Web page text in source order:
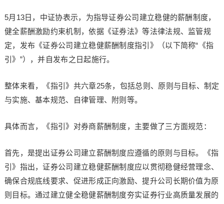
5月13日，中证协表示，为指导证券公司建立稳健的薪酬制度，
健全薪酬激励约束机制，依据《证券法》等法律法规、监管规
定，发布《证券公司建立稳健薪酬制度指引》（以下简称“《指
引》”），并自发布之日起施行。
整体来看，《指引》共六章25条，包括总则、原则与目标、制定
与实施、基本规范、自律管理、附则等。
具体而言，《指引》对券商薪酬制度，主要做了三方面规范：
首先，是提出证券公司建立薪酬制度应遵循的原则与目标。《指
引》指出，证券公司建立稳健薪酬制度应以贯彻稳健经营理念、
确保合规底线要求、促进形成正向激励、提升公司长期价值为原
则目标。通过建立健全稳健薪酬制度夯实证券行业高质量发展的